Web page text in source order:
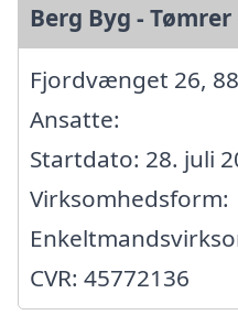
Berg Byg -
Fjordvænget 26,
Ansatte:
Startdato: 28. juli
Virksomhedsform:
CVR: 45772136